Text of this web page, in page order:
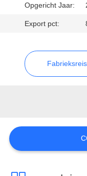
VERZOEK
CITAAT
PRIVACY
POLICY
Opgericht Jaar:
Export pct:
Fabrieksreis